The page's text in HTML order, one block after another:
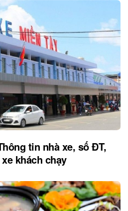
tin nhà xe, số ĐT,
khách chạy